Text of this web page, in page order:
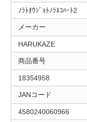
ﾉﾗﾄｵｳｼﾞｮﾄﾉﾗﾈｺﾊｰﾄ2
メーカー
HARUKAZE
商品番号
18354958
JANコード
4580240060966